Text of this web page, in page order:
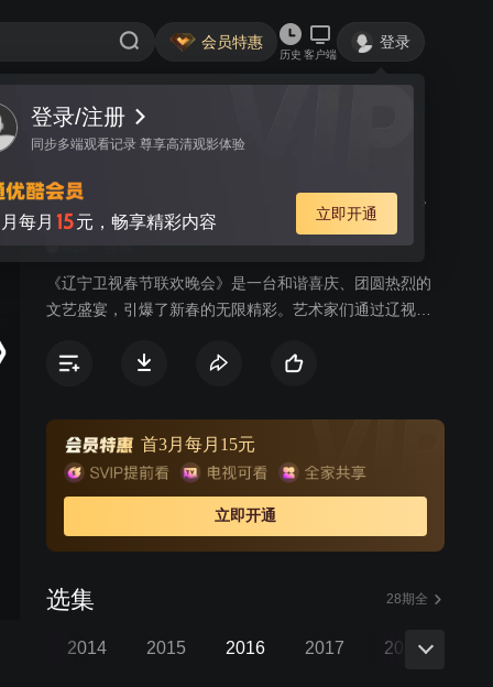
会员特惠
历史 客户端
登录
登录/注册
同步多端观看记录 尊享高清观影体验
月每月 15元，畅享精彩内容 立即开通
视频 讨论
辽宁卫视春节联欢晚会 2016
《辽宁卫视春节联欢晚会》是一台和谐喜庆、团圆热烈的
文艺盛宴，引爆了新春的无限精彩。艺术家们通过辽视春
户。“腊月二十九看辽视春晚，大年三十儿看央视春晚”，已
首3月每月15元
立即开通
选集 28期全
2014 2015 2016 2017 2018